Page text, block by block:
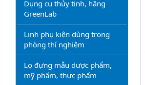
Dụng cụ thủy tinh, hãng
GreenLab
Linh phụ kiện dùng trong
phòng thí nghiệm
Lọ đựng mẫu dược phẩm,
mỹ phẩm, thực phẩm